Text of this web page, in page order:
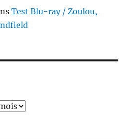
Test Blu-ray / Zoulou,